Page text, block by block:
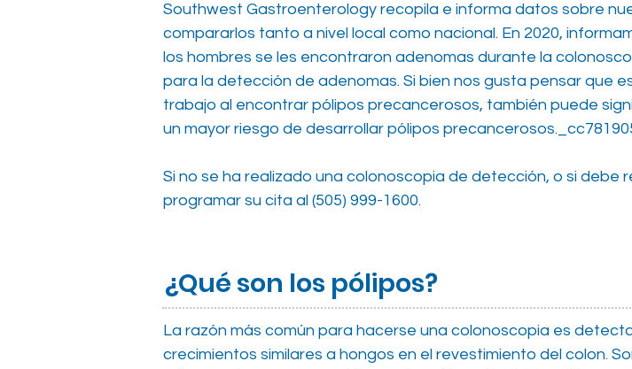
Southwest Gastroenterology recopila e informa datos sobre
compararlos tanto a nivel local como nacional. En 2020,
los hombres se les encontraron adenomas durante la
para la detección de adenomas. Si bien nos gusta pensar que
trabajo al encontrar pólipos precancerosos, también puede
un mayor riesgo de desarrollar pólipos
Si no se ha realizado una colonoscopia de detección, o si
programar su cita al (505) 999-1600.
¿Qué son los pólipos?
La razón más común para hacerse una colonoscopia es
crecimientos similares a hongos en el revestimiento del colon.